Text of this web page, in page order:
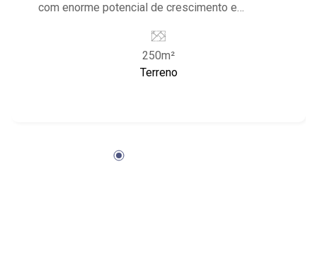
com enorme potencial de crescimento e
24hrs, Quadra de Beach Tênis, Playground,
Campo de Futebol Próximo ao novo Shopping ,
Condomínio Bella Città, Avenida Doutor Celso
250m²
Terreno